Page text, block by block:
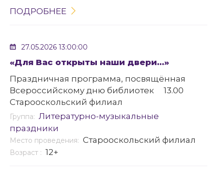
ПОДРОБНЕЕ
27.05.2026 13:00:00
«Для Вас открыты наши двери…»
Праздничная программа, посвящённая
Всероссийскому дню библиотек 13.00
Старооскольский филиал
Группа: Литературно-музыкальные
праздники
Место проведения: Старооскольский филиал
Возраст : 12+